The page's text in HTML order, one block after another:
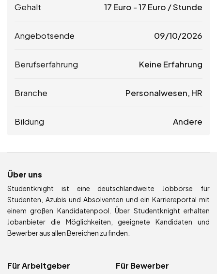
Gehalt 17 Euro -17 Euro / Stunde
Angebotsende 09/10/2026
Berufserfahrung Keine Erfahrung
Branche Personalwesen, HR
Bildung Andere
Über uns
Studentknight ist eine deutschlandweite Jobbörse für
Studenten, Azubis und Absolventen und ein Karriereportal mit
einem großen Kandidatenpool. Über Studentknight erhalten
Jobanbieter die Möglichkeiten, geeignete Kandidaten und
Bewerber aus allen Bereichen zu finden.
Für Arbeitgeber Für Bewerber